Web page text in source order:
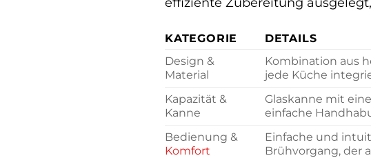
KATEGORIE
DETAILS
Design &
Material
Kombination aus
jede Küche
Kapazität &
Kanne
Glaskanne mit
einfache
Bedienung &
Komfort
Einfache und
Brühvorgang, der